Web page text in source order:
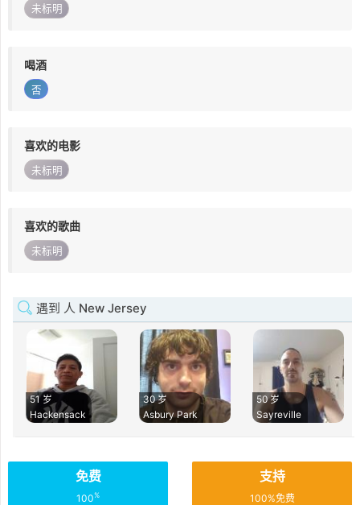
未标明
喝酒
否
喜欢的电影
未标明
喜欢的歌曲
未标明
遇到 人 New Jersey
51 岁
Hackensack
30 岁
Asbury Park
50 岁
Sayreville
免费
100%
支持
100%免费